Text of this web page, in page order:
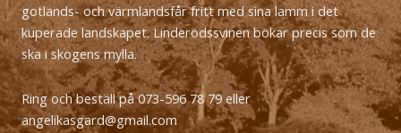
gotlands- och värmlandsfår fritt med sina lamm i det
kuperade landskapet. Linderödssvinen bökar precis som de
ska i skogens mylla.
Ring och beställ på 073-596 78 79 eller
angelikasgard@gmail.com